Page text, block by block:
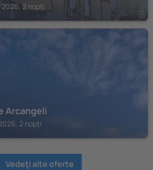
2 nopți
Arcangeli
2 nopți
Vedeţi alte oferte